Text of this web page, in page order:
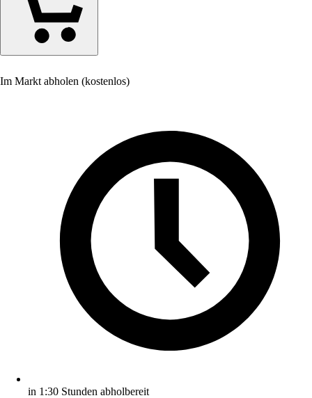
Im Markt abholen (kostenlos)
in 1:30 Stunden abholbereit